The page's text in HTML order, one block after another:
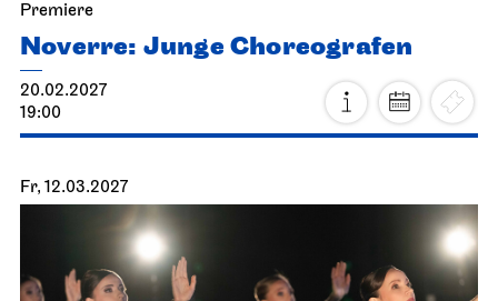
Premiere
Noverre: Junge Choreografen
20.02.2027
19:00
Fr, 12.03.2027